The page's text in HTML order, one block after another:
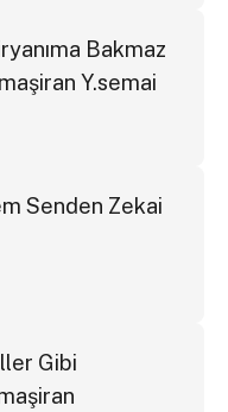
Bakmaz
Y.semai
Senden Zekai
Gibi